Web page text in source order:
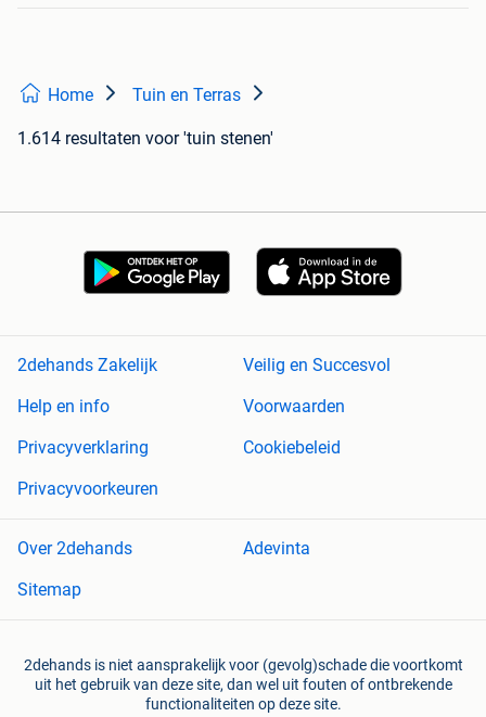
Home Tuin en Terras
1.614 resultaten voor 'tuin stenen'
2dehands Zakelijk
Veilig en Succesvol
Help en info
Voorwaarden
Privacyverklaring
Cookiebeleid
Privacyvoorkeuren
Over 2dehands
Adevinta
Sitemap
2dehands is niet aansprakelijk voor (gevolg)schade die voortkomt
uit het gebruik van deze site, dan wel uit fouten of ontbrekende
functionaliteiten op deze site.